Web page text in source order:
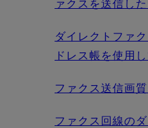
ァクスを送信し
ダイレクトファ
ドレス帳を使用
ファクス送信画
ファクス回線の